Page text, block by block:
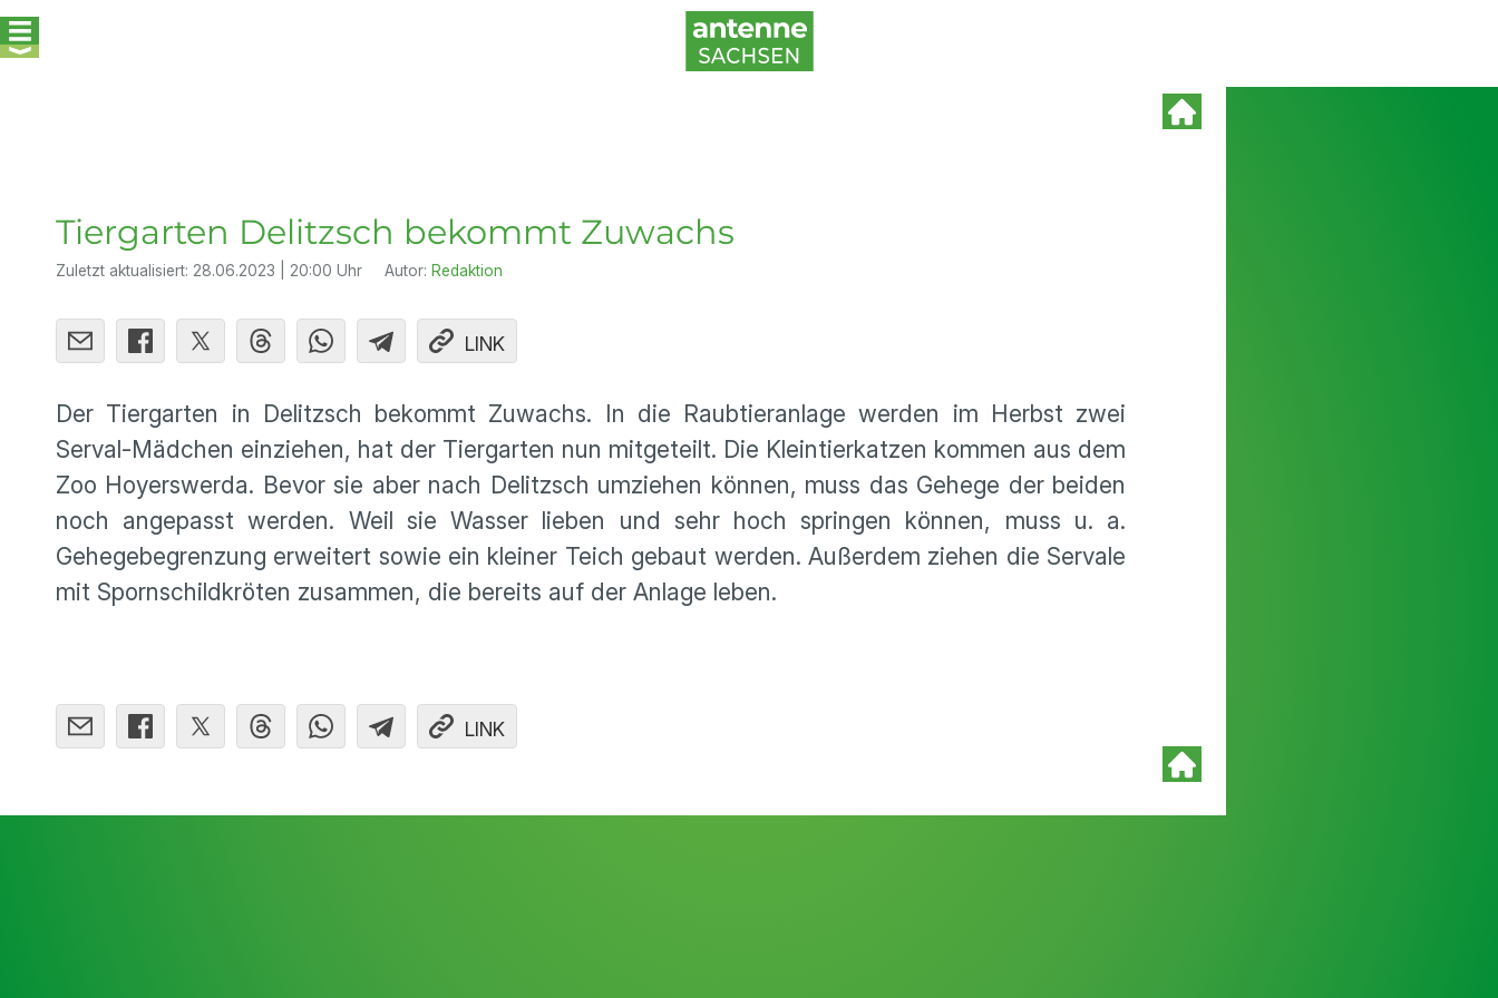
Tiergarten Delitzsch bekommt Zuwachs
Zuletzt aktualisiert: 28.06.2023 | 20:00 Uhr Autor: Redaktion
LINK
Der Tiergarten in Delitzsch bekommt Zuwachs. In die Raubtieranlage werden im Herbst zwei
Serval-Mädchen einziehen, hat der Tiergarten nun mitgeteilt. Die Kleintierkatzen kommen aus dem
Zoo Hoyerswerda. Bevor sie aber nach Delitzsch umziehen können, muss das Gehege der beiden
noch angepasst werden. Weil sie Wasser lieben und sehr hoch springen können, muss u. a.
Gehegebegrenzung erweitert sowie ein kleiner Teich gebaut werden. Außerdem ziehen die Servale
mit Spornschildkröten zusammen, die bereits auf der Anlage leben.
LINK